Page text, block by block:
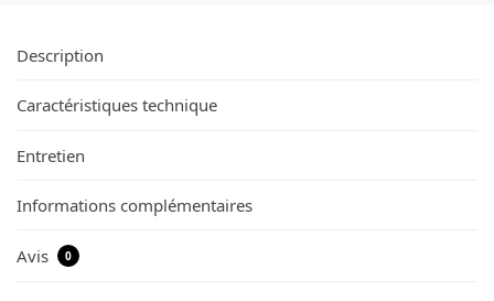
Description
Caractéristiques technique
Entretien
Informations complémentaires
Avis 0